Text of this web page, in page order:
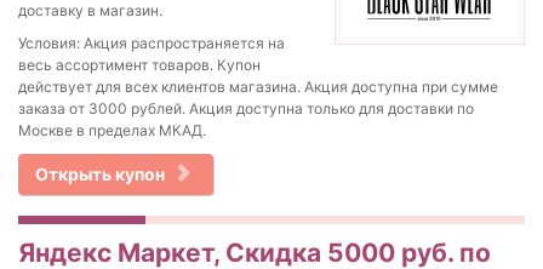
доставку в магазин.
Условия: Акция распространяется на
весь ассортимент товаров. Купон
действует для всех клиентов магазина. Акция доступна при сумме
заказа от 3000 рублей. Акция доступна только для доставки по
Москве в пределах МКАД.
Открыть купон
Яндекс Маркет, Скидка 5000 руб. по